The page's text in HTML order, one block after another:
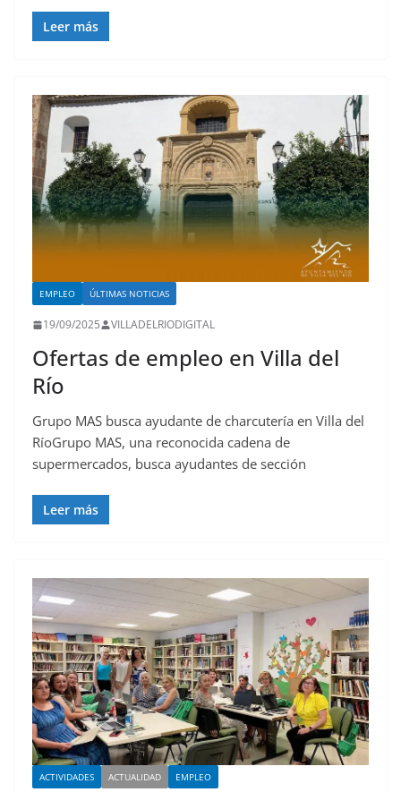
Leer más
EMPLEO ÚLTIMAS NOTICIAS
19/09/2025 VILLADELRIODIGITAL
Ofertas de empleo en Villa del
Río
Grupo MAS busca ayudante de charcutería en Villa del
RíoGrupo MAS, una reconocida cadena de
supermercados, busca ayudantes de sección
Leer más
ACTIVIDADES ACTUALIDAD EMPLEO